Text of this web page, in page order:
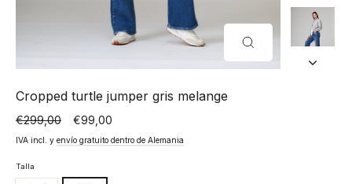
(ESC)
Cropped turtle jumper gris melange
Precio
normal
€299,00
Precio
especial
€99,00
IVA incl. y envío gratuito dentro de Alemania
Talla